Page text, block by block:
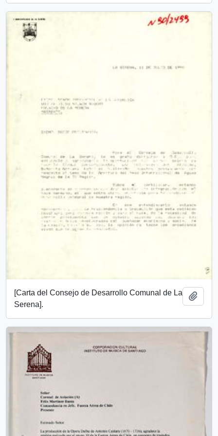
[Carta del Consejo de Desarrollo Comunal de La
Serena].